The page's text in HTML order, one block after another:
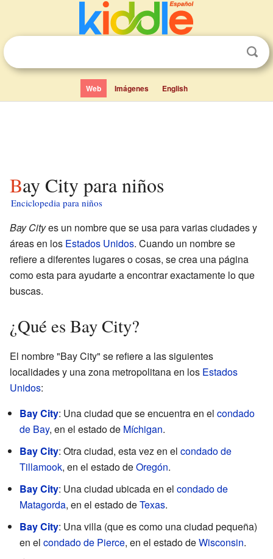
Web Imágenes English
Bay City para niños
Enciclopedia para niños
Bay Cityes un nombre que se usa para varias ciudades y
áreas en los Estados Unidos. Cuando un nombre se
refiere a diferentes lugares o cosas, se crea una página
como esta para ayudarte a encontrar exactamente lo que
buscas.
¿Qué es Bay City?
El nombre "Bay City" se refiere a las siguientes
localidades y una zona metropolitana en los Estados
Unidos:
Bay City: Una ciudad que se encuentra en el condado
de Bay, en el estado de Míchigan.
Bay City: Otra ciudad, esta vez en el condado de
Tillamook, en el estado deOregón.
Bay City: Una ciudad ubicada en el condado de
Matagorda, en el estado deTexas.
Bay City: Una villa (que es como una ciudad pequeña)
en el condado de Pierce, en el estado deWisconsin.